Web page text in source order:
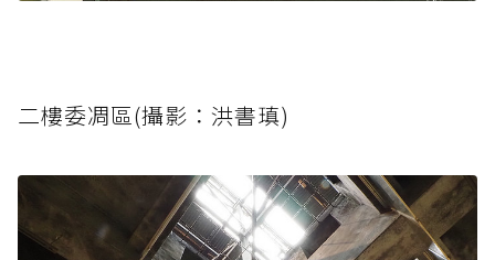
二樓委凋區(攝影：洪書瑱)